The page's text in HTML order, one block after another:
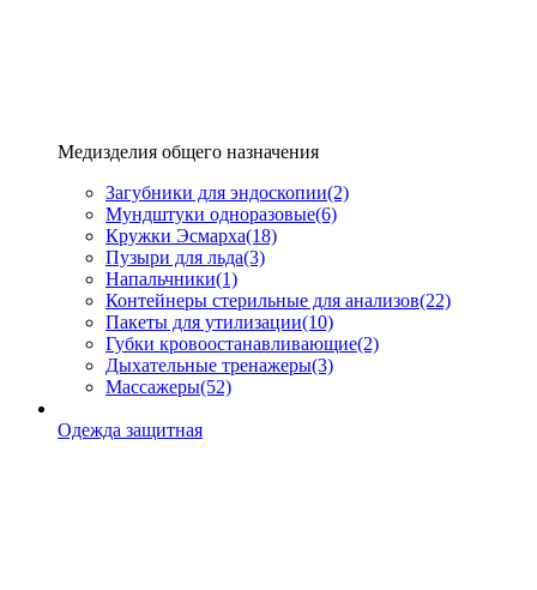
Медизделия общего назначения
Загубники для эндоскопии(2)
Мундштуки одноразовые(6)
Кружки Эсмарха(18)
Пузыри для льда(3)
Напальчники(1)
Контейнеры стерильные для анализов(22)
Пакеты для утилизации(10)
Губки кровоостанавливающие(2)
Дыхательные тренажеры(3)
Массажеры(52)
Одежда защитная